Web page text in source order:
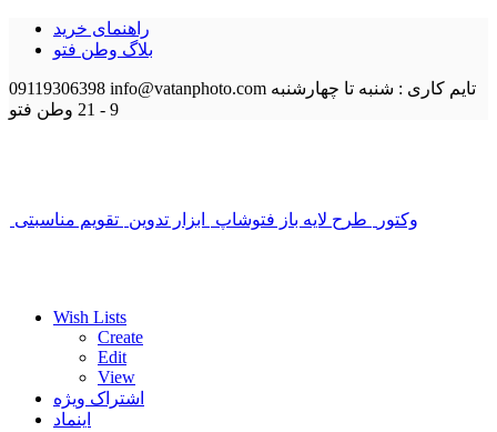
راهنمای خرید
بلاگ وطن فتو
09119306398 info@vatanphoto.com تایم کاری : شنبه تا چهارشنبه
9 - 21
وطن فتو
وکتور طرح لایه باز فتوشاپ ابزار تدوین تقویم مناسبتی
Wish Lists
Create
Edit
View
اشتراک ویژه
اینماد